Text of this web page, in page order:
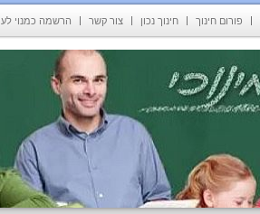
פורום חינוך חינוך נכון צור קשר הרשמה כמנוי